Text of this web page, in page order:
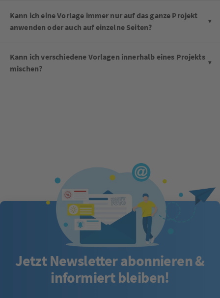
Kann ich eine Vorlage immer nur auf das ganze Projekt
anwenden oder auch auf einzelne Seiten?
Kann ich verschiedene Vorlagen innerhalb eines Projekts
mischen?
Jetzt Newsletter abonnieren &
informiert bleiben!